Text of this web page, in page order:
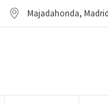
Majadahonda, Madrid